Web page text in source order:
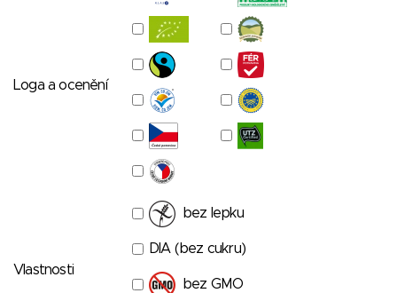
Loga a ocenění
Vlastnosti
bez lepku
DIA (bez cukru)
bez GMO